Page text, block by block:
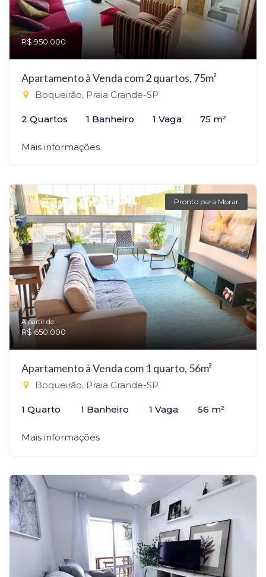
R$ 950.000
Apartamento à Venda com 2 quartos, 75m²
Boqueirão, Praia Grande-SP
2 Quartos 1 Banheiro 1 Vaga 75 m²
Mais informações
Pronto para Morar
A partir de:
R$ 650.000
Apartamento à Venda com 1 quarto, 56m²
Boqueirão, Praia Grande-SP
1 Quarto 1 Banheiro 1 Vaga 56 m²
Mais informações